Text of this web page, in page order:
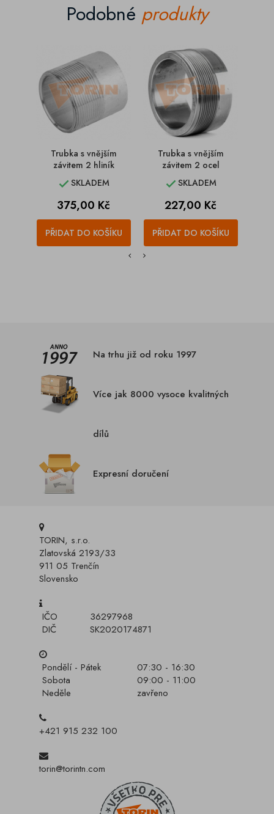
Podobné produkty
Trubka s vnějším
závitem 2 hliník
SKLADEM
Cena
375,00 Kč
PŘIDAT DO KOŠÍKU
Trubka s vnějším
závitem 2 ocel
SKLADEM
Cena
227,00 Kč
PŘIDAT DO KOŠÍKU
Na trhu již od roku 1997
Více jak 8000 vysoce kvalitných
dílů
Expresní doručení
TORIN, s.r.o.
Zlatovská 2193/33
911 05 Trenčín
Slovensko
IČO
36297968
DIČ
SK2020174871
Pondělí - Pátek
07:30 - 16:30
Sobota
09:00 - 11:00
Neděle
zavřeno
+421 915 232 100
torin@torintn.com